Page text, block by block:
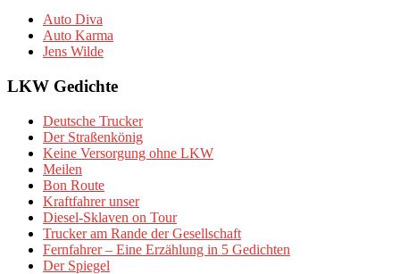
Auto Diva
Auto Karma
Jens Wilde
LKW Gedichte
Deutsche Trucker
Der Straßenkönig
Keine Versorgung ohne LKW
Meilen
Bon Route
Kraftfahrer unser
Diesel-Sklaven on Tour
Trucker am Rande der Gesellschaft
Fernfahrer – Eine Erzählung in 5 Gedichten
Der Spiegel